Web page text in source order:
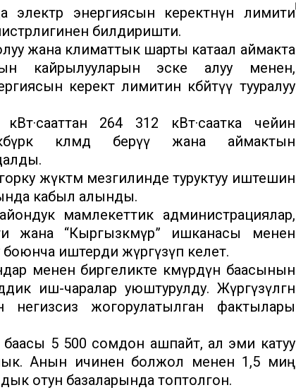
электр энергиясын керектөөнүн лимити
билдиришти.
жана климаттык шарты катаал аймакта
кайрылууларын эске алуу менен,
керектөө лимитин көбөйтүү тууралуу
264 312 кВт·саатка чейин
көлөмдө берүү жана аймактын
жүктөм мезгилинде туруктуу иштешин
кабыл алынды.
мамлекеттик администрациялар,
жана “Кыргызкөмүр” ишканасы менен
иштерди жүргүзүп келет.
менен биргеликте көмүрдүн баасынын
иш-чаралар уюштурулду. Жүргүзүлгөн
негизсиз жогорулатылган фактылары
5 500 сомдон ашпайт, ал эми катуу
Анын ичинен болжол менен 1,5 миң
отун базаларында топтолгон.